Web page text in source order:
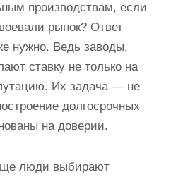
производствам, если
рынок? Ответ
нужно. Ведь заводы,
ставку не только на
Их задача — не
долгосрочных
на доверии.
люди выбирают